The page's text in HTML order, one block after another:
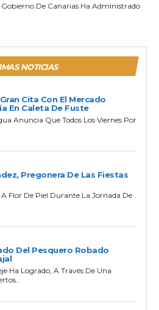
Gobierno De Canarias Ha Administrado
NOTICIAS
Cita Con El Mercado
En Caleta De Fuste
Anuncia Que Todos Los Viernes Por
Pregonera De Las Fiestas
Flor De Piel Durante La Jornada De
Del Pesquero Robado
Ha Logrado, A Través De Una